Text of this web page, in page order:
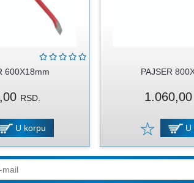
600X18mm
RSD.
U korpu
PAJSER
1.060,00
U